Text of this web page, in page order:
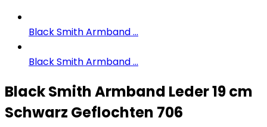
Black Smith Armband ...
Black Smith Armband ...
Black Smith Armband Leder 19 cm
Schwarz Geflochten 706